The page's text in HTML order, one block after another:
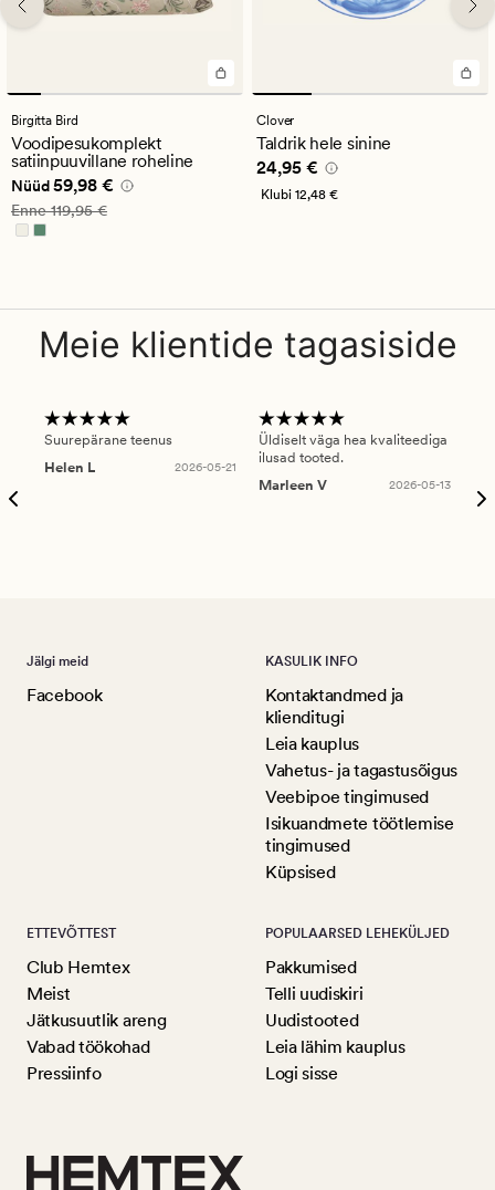
Birgitta Bird
Voodipesukomplekt
satiinpuuvillane roheline
Nåværende pris_ee
Nüüd59,98 €
Vanlig pris_ee
Enne119,95 €
Clover
Taldrik hele sinine
Pris_ee 24,95 €
24,95 €
Klubi 12,48 €
Meie klientide tagasiside
Suurepärane teenus
Helen L
2026-05-21
Üldiselt väga hea kvaliteediga
ilusad tooted.
Marleen V
2026-05-13
Jälgi meid
Facebook
KASULIK INFO
Kontaktandmed ja
klienditugi
Leia kauplus
Vahetus- ja tagastusõigus
Veebipoe tingimused
Isikuandmete töötlemise
tingimused
Küpsised
ETTEVÕTTEST
Club Hemtex
Meist
Jätkusuutlik areng
Vabad töökohad
Pressiinfo
POPULAARSED LEHEKÜLJED
Pakkumised
Telli uudiskiri
Uudistooted
Leia lähim kauplus
Logi sisse